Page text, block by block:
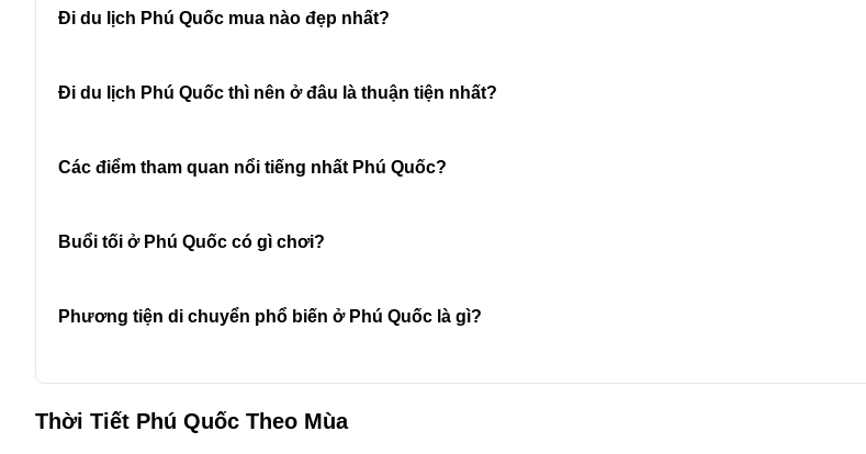
Đi du lịch Phú Quốc mua nào đẹp nhất?
Đi du lịch Phú Quốc thì nên ở đâu là thuận tiện nhất?
Các điểm tham quan nổi tiếng nhất Phú Quốc?
Buổi tối ở Phú Quốc có gì chơi?
Phương tiện di chuyển phổ biến ở Phú Quốc là gì?
Thời Tiết Phú Quốc Theo Mùa